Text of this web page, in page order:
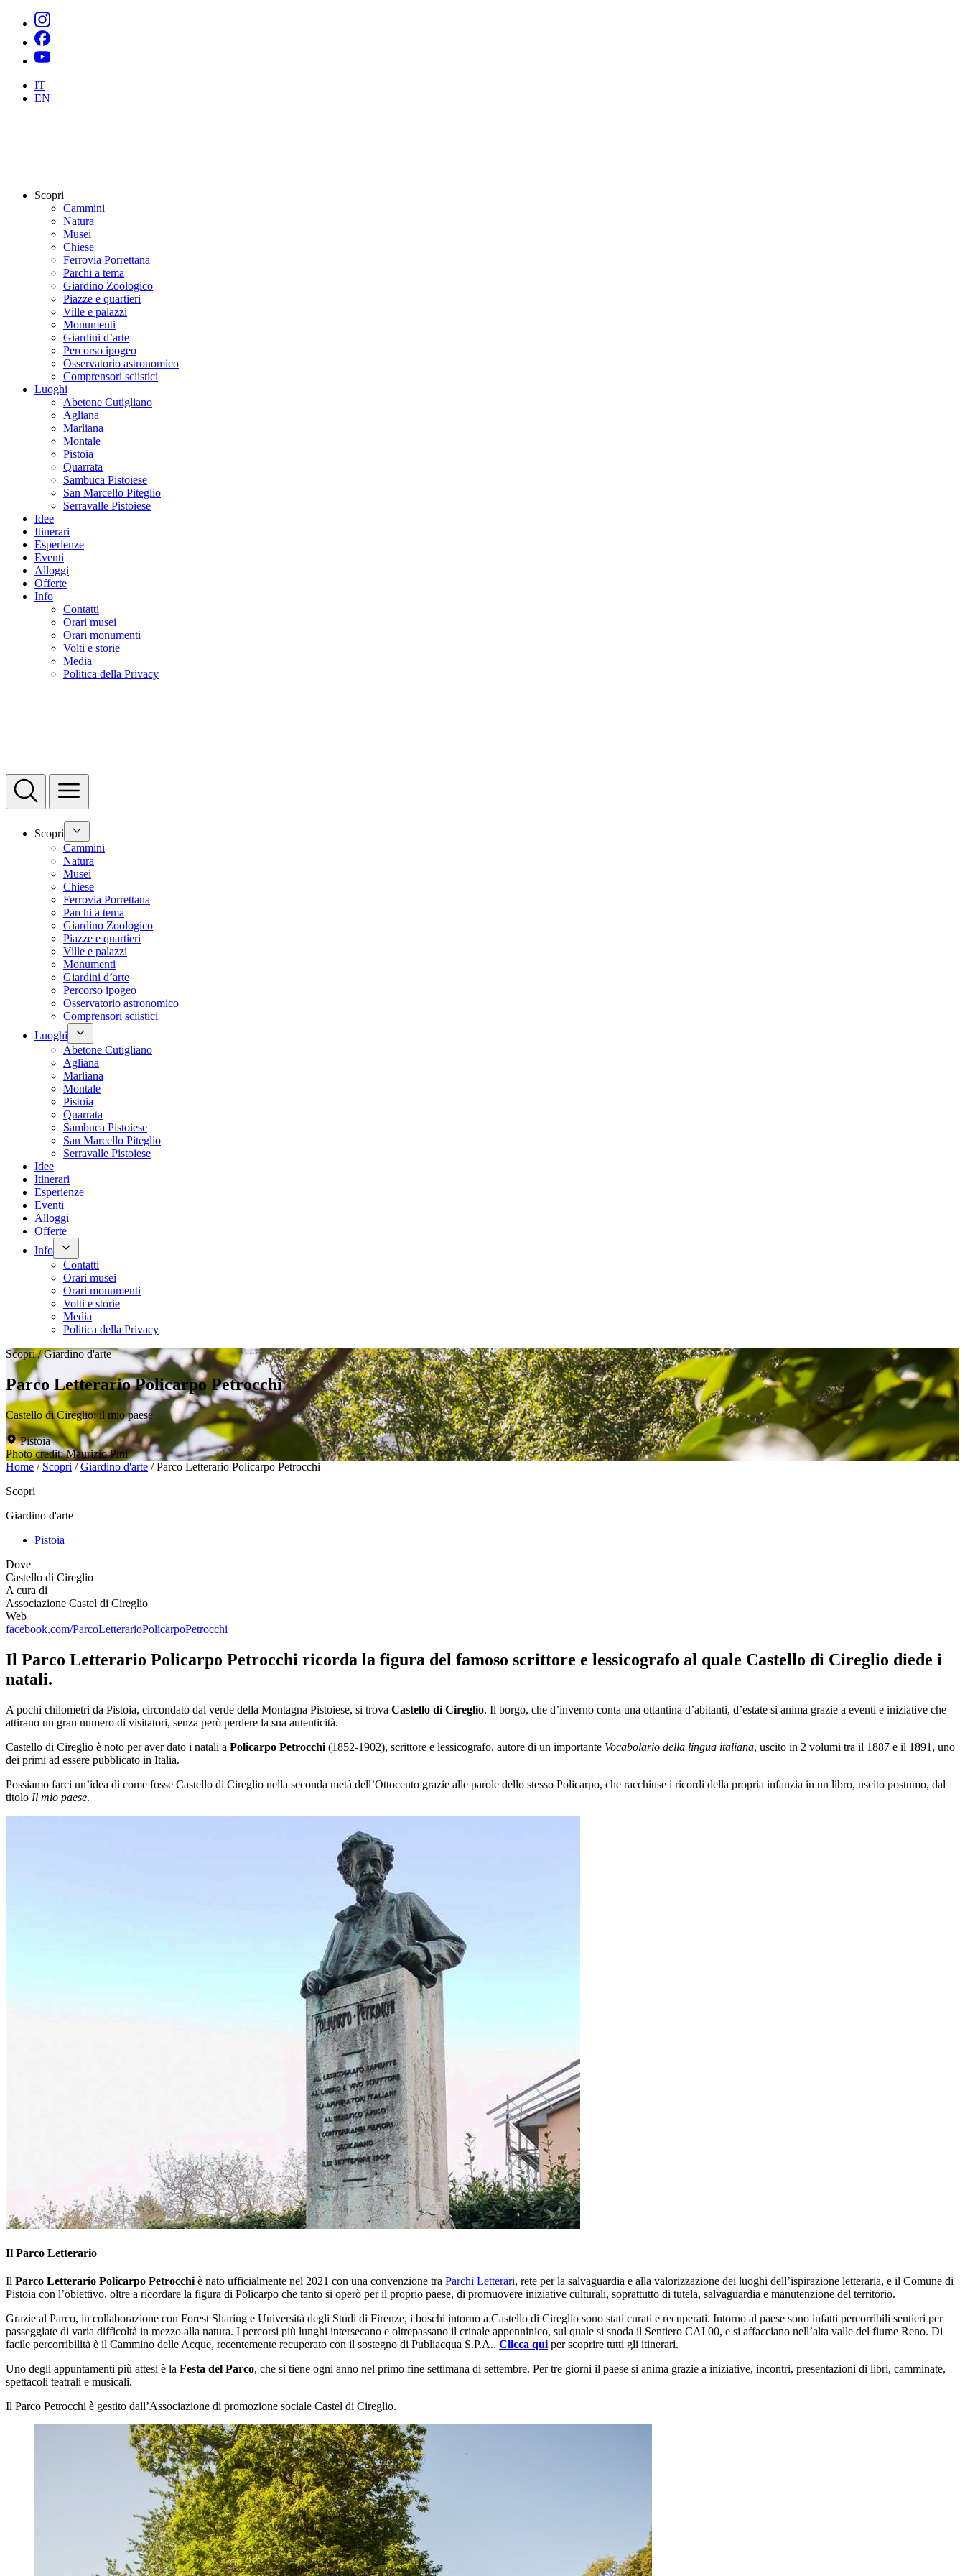
IT
EN
Scopri
Cammini
Natura
Musei
Chiese
Ferrovia Porrettana
Parchi a tema
Giardino Zoologico
Piazze e quartieri
Ville e palazzi
Monumenti
Giardini d’arte
Percorso ipogeo
Osservatorio astronomico
Comprensori sciistici
Luoghi
Abetone Cutigliano
Agliana
Marliana
Montale
Pistoia
Quarrata
Sambuca Pistoiese
San Marcello Piteglio
Serravalle Pistoiese
Idee
Itinerari
Esperienze
Eventi
Alloggi
Offerte
Info
Contatti
Orari musei
Orari monumenti
Volti e storie
Media
Politica della Privacy
Scopri
Cammini
Natura
Musei
Chiese
Ferrovia Porrettana
Parchi a tema
Giardino Zoologico
Piazze e quartieri
Ville e palazzi
Monumenti
Giardini d’arte
Percorso ipogeo
Osservatorio astronomico
Comprensori sciistici
Luoghi
Abetone Cutigliano
Agliana
Marliana
Montale
Pistoia
Quarrata
Sambuca Pistoiese
San Marcello Piteglio
Serravalle Pistoiese
Idee
Itinerari
Esperienze
Eventi
Alloggi
Offerte
Info
Contatti
Orari musei
Orari monumenti
Volti e storie
Media
Politica della Privacy
Scopri / Giardino d'arte
Parco Letterario Policarpo Petrocchi
Castello di Cireglio: il mio paese
Pistoia
Photo credit: Maurizio Pini
Home / Scopri /Giardino d'arte /Parco Letterario Policarpo Petrocchi
Scopri
Giardino d'arte
Pistoia
Dove
Castello di Cireglio
A cura di
Associazione Castel di Cireglio
Web
facebook.com/ParcoLetterarioPolicarpoPetrocchi
Il Parco Letterario Policarpo Petrocchi ricorda la figura del famoso scrittore e lessicografo al quale Castello di Cireglio diede i
natali.
A pochi chilometri da Pistoia, circondato dal verde della Montagna Pistoiese, si trova Castello di Cireglio. Il borgo, che d’inverno conta una ottantina d’abitanti, d’estate si anima grazie a eventi e iniziative che
attirano un gran numero di visitatori, senza però perdere la sua autenticità.
Castello di Cireglio è noto per aver dato i natali a Policarpo Petrocchi (1852-1902), scrittore e lessicografo, autore di un importante Vocabolario della lingua italiana, uscito in 2 volumi tra il 1887 e il 1891, uno
dei primi ad essere pubblicato in Italia.
Possiamo farci un’idea di come fosse Castello di Cireglio nella seconda metà dell’Ottocento grazie alle parole dello stesso Policarpo, che racchiuse i ricordi della propria infanzia in un libro, uscito postumo, dal
titolo Il mio paese.
Il Parco Letterario
Il Parco Letterario Policarpo Petrocchi è nato ufficialmente nel 2021 con una convenzione tra Parchi Letterari, rete per la salvaguardia e alla valorizzazione dei luoghi dell’ispirazione letteraria, e il Comune di
Pistoia con l’obiettivo, oltre a ricordare la figura di Policarpo che tanto si operò per il proprio paese, di promuovere iniziative culturali, soprattutto di tutela, salvaguardia e manutenzione del territorio.
Grazie al Parco, in collaborazione con Forest Sharing e Università degli Studi di Firenze, i boschi intorno a Castello di Cireglio sono stati curati e recuperati. Intorno al paese sono infatti percorribili sentieri per
passeggiate di varia difficoltà in mezzo alla natura. I percorsi più lunghi intersecano e oltrepassano il crinale appenninico, sul quale si snoda il Sentiero CAI 00, e si affacciano nell’alta valle del fiume Reno. Di
facile percorribilità è il Cammino delle Acque, recentemente recuperato con il sostegno di Publiacqua S.P.A.. Clicca qui per scoprire tutti gli itinerari.
Uno degli appuntamenti più attesi è la Festa del Parco, che si tiene ogni anno nel primo fine settimana di settembre. Per tre giorni il paese si anima grazie a iniziative, incontri, presentazioni di libri, camminate,
spettacoli teatrali e musicali.
Il Parco Petrocchi è gestito dall’Associazione di promozione sociale Castel di Cireglio.